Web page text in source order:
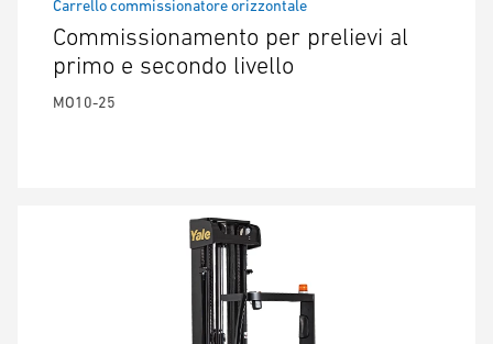
Carrello commissionatore orizzontale
Commissionamento per prelievi al
primo e secondo livello
MO10-25